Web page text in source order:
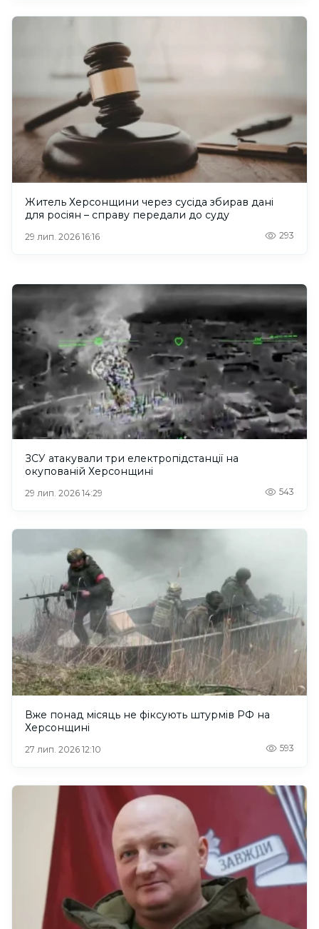
Житель Херсонщини через сусіда збирав дані
для росіян – справу передали до суду
29 лип. 2026 16:16 293
ЗСУ атакували три електропідстанції на
окупованій Херсонщині
29 лип. 2026 14:29 543
Вже понад місяць не фіксують штурмів РФ на
Херсонщині
27 лип. 2026 12:10 593